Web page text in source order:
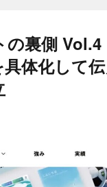
の裏側
具体化して